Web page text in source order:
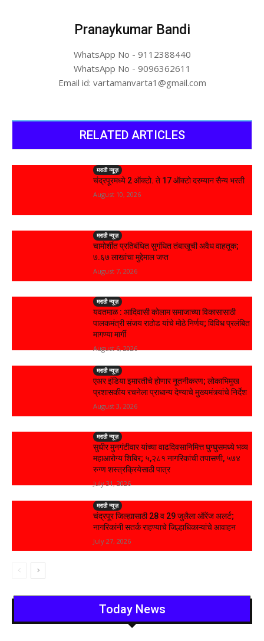
Pranaykumar Bandi
WhatsApp No - 9112388440
WhatsApp No - 9096362611
Email id: vartamanvarta1@gmail.com
RELATED ARTICLES
मराठी न्यूज़
चंद्रपूरमध्ये 2 ऑक्टो. ते 17 ऑक्टो दरम्यान सैन्य भरती
August 10, 2026
मराठी न्यूज़
चामोर्शीत प्रतिबंधित सुगंधित तंबाखूची अवैध वाहतूक;
₹७.६७ लाखांचा मुद्देमाल जप्त
August 7, 2026
मराठी न्यूज़
यवतमाळ : आदिवासी कोलाम समाजाच्या विकासासाठी
पालकमंत्री संजय राठोड यांचे मोठे निर्णय; विविध प्रलंबित
मागण्या मार्गी
August 6, 2026
मराठी न्यूज़
एअर इंडिया इमारतीचे होणार नूतनीकरण; लोकाभिमुख
प्रशासकीय रचनेला प्राधान्य देण्याचे मुख्यमंत्र्यांचे निर्देश
August 3, 2026
मराठी न्यूज़
सुधीर मुनगंटीवार यांच्या वाढदिवसानिमित्त घुग्घुसमध्ये भव्य
महाआरोग्य शिबिर; ५,२८१ नागरिकांची तपासणी, ५७४
रुग्ण शस्त्रक्रियेसाठी पात्र
July 31, 2026
मराठी न्यूज़
चंद्रपूर जिल्ह्यासाठी 28 व 29 जुलैला ऑरेंज अलर्ट;
नागरिकांनी सतर्क राहण्याचे जिल्हाधिकाऱ्यांचे आवाहन
July 27, 2026
Today News